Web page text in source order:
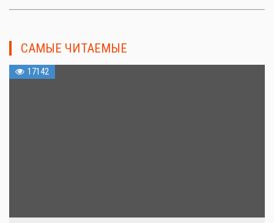
САМЫЕ ЧИТАЕМЫЕ
17142